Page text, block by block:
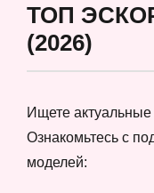
ТОП
(2026)
Ищете
Ознакомьтесь с
моделей: